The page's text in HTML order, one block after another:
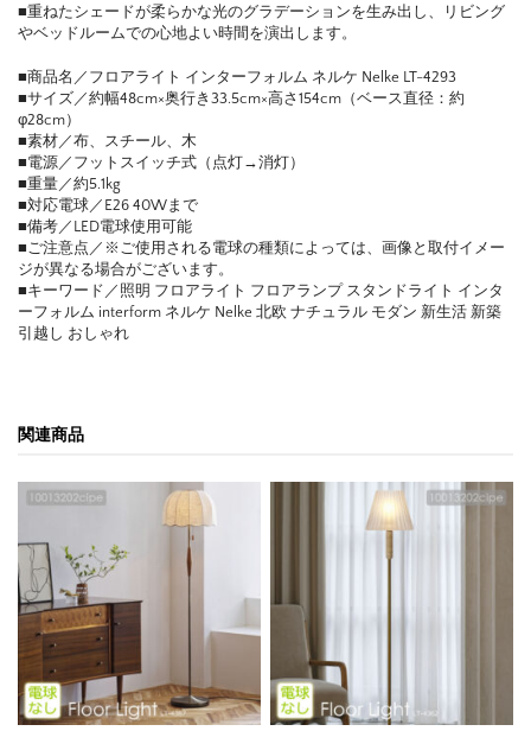
■重ねたシェードが柔らかな光のグラデーションを生み出し、リビング
やベッドルームでの心地よい時間を演出します。
■商品名／フロアライト インターフォルム ネルケ Nelke LT-4293
■サイズ／約幅48cm×奥行き33.5cm×高さ154cm（ベース直径：約
φ28cm）
■素材／布、スチール、木
■電源／フットスイッチ式（点灯→消灯）
■重量／約5.1kg
■対応電球／E26 40Wまで
■備考／LED電球使用可能
■ご注意点／※ご使用される電球の種類によっては、画像と取付イメー
ジが異なる場合がございます。
■キーワード／照明 フロアライト フロアランプ スタンドライト インタ
ーフォルム interform ネルケ Nelke 北欧 ナチュラル モダン 新生活 新築
引越し おしゃれ
関連商品